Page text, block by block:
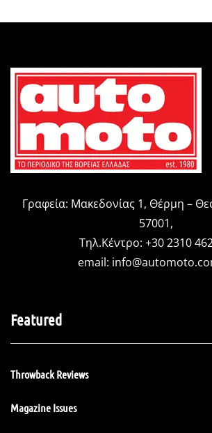
Γραφεία: Μακεδονίας 1, Θέρμη –
57001,
Τηλ.Κέντρο: +30 2310
email:
Featured
Throwback Reviews
Magazine Issues